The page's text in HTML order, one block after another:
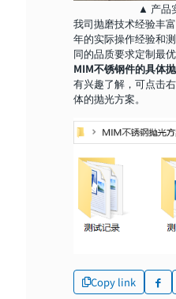
▲ 产品
我司抛磨技术经验丰
年的实际操作经验和
同的品质要求定制最
MIM不锈钢件的具体
有兴趣了解，可点击
体的抛光方案。
Copy link